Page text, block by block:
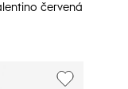
červená